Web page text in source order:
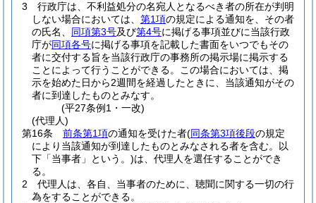
3
行政庁は、不利益処分の名宛人となるべき者の所在が判明
しない場合においては、 第1項の規定による通知を、その者
の氏名、 同項第3号及び第4号に掲げる事項並びに当該行政
庁が同項各号に掲げる事項を記載した書面をいつでもその
者に交付する旨を当該行政庁の事務所の掲示場に掲示する
ことによって行うことができる。
この場合においては、掲
示を始めた日から2週間を経過したときに、当該通知がその
者に到達したものとみなす。
(平27条例1・一改)
(代理人)
第16条
前条第1項の通知を受けた者(同条第3項後段の規定
により当該通知が到達したものとみなされる者を含む。以
下「当事者」という。)は、代理人を選任することができ
る。
2
代理人は、各自、当事者のために、聴聞に関する一切の行
為をすることができる。